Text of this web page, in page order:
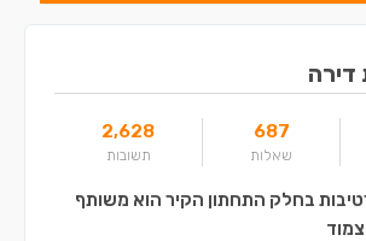
דירה
687
שאלות
2,628
תשובות
בחלק התחתון הקיר הוא משותף